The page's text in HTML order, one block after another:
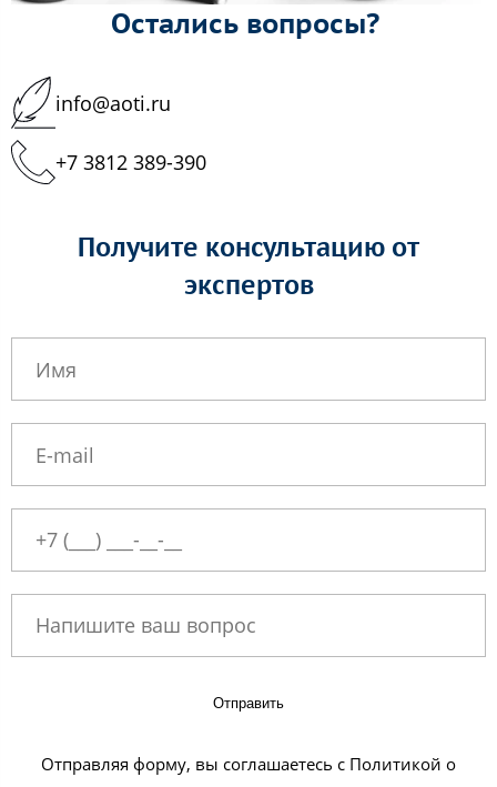
Остались вопросы?
info@aoti.ru
+7 3812 389-390
Получите консультацию от
экспертов
Отправить
Отправляя форму, вы соглашаетесь с Политикой о